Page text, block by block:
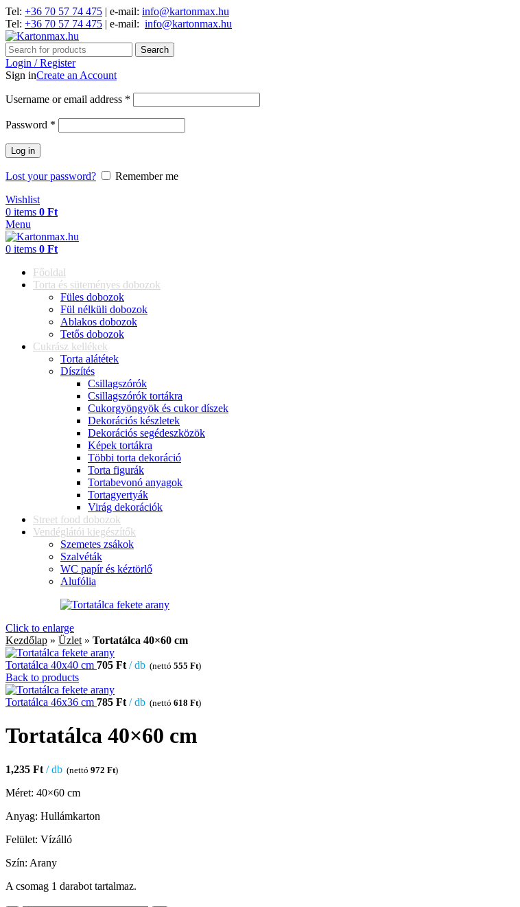
Tel: +36 70 57 74 475 | e-mail: info@kartonmax.hu
Tel: +36 70 57 74 475 | e-mail: info@kartonmax.hu
Search
Login / Register
Sign inCreate an Account
Username or email address *
Password *
Log in
Lost your password?
Remember me
Wishlist
0 items 0 Ft
Menu
0 items 0 Ft
Főoldal
Torta és süteményes dobozok
Füles dobozok
Fül nélküli dobozok
Ablakos dobozok
Tetős dobozok
Cukrász kellékek
Torta alátétek
Díszítés
Csillagszórók
Csillagszórók tortákra
Cukorgyöngyök és cukor díszek
Dekorációs készletek
Dekorációs segédeszközök
Képek tortákra
Többi torta dekoráció
Torta figurák
Tortabevonó anyagok
Tortagyertyák
Virág dekorációk
Street food dobozok
Vendéglátói kiegészítők
Szemetes zsákok
Szalvéták
WC papír és kéztörlő
Alufólia
Click to enlarge
Kezdőlap » Üzlet » Tortatálca 40×60 cm
Tortatálca 40x40 cm 705 Ft db (nettó 555 Ft)
Back to products
Tortatálca 46x36 cm 785 Ft db (nettó 618 Ft)
Tortatálca 40×60 cm
1,235 Ft db (nettó 972 Ft)
Méret: 40×60 cm
Anyag: Hullámkarton
Felület: Vízálló
Szín: Arany
A csomag 1 darabot tartalmaz.